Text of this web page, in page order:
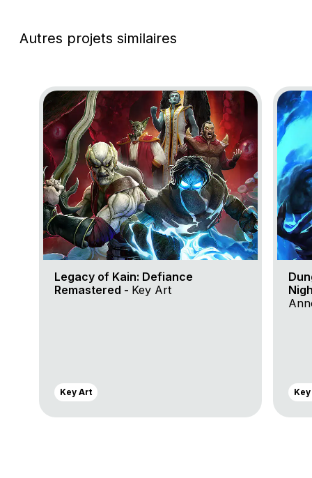
Autres projets similaires
Go to project Legacy of Kain: Defiance Remastered
Legacy of Kain: Defiance
Remastered - Key Art
Key Art
Go to